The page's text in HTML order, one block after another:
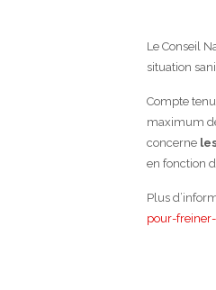
Le Conseil
situation
Compte
maximum
concerne
en fonction
Plus
pour-